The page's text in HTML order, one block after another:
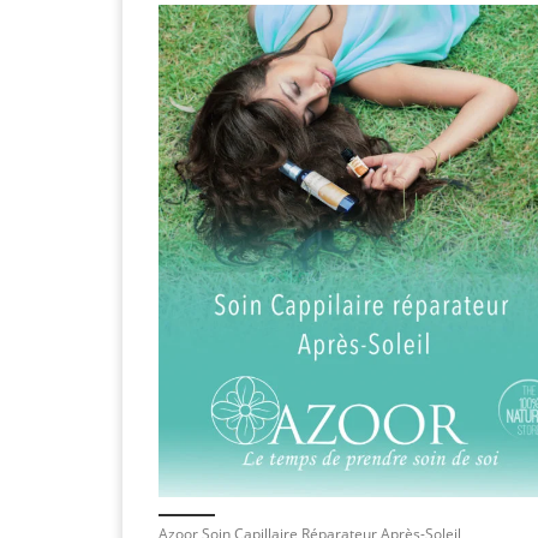
Azoor Soin Capillaire Réparateur Après-Soleil